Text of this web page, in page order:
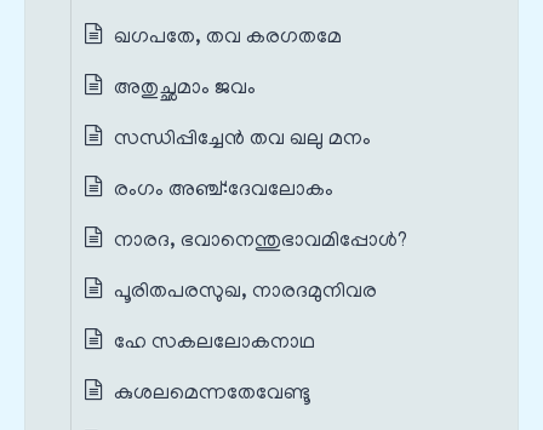
ഖഗപതേ, തവ കരഗതമേ
അതുച്ഛമാം ജവം
സന്ധിപ്പിച്ചേൻ തവ ഖലു മനം
രംഗം അഞ്ച്‌:ദേവലോകം
നാരദ, ഭവാനെന്തുഭാവമിപ്പോൾ?
പൂരിതപരസുഖ, നാരദമുനിവര
ഹേ സകലലോകനാഥ
കുശലമെന്നതേവേണ്ടൂ